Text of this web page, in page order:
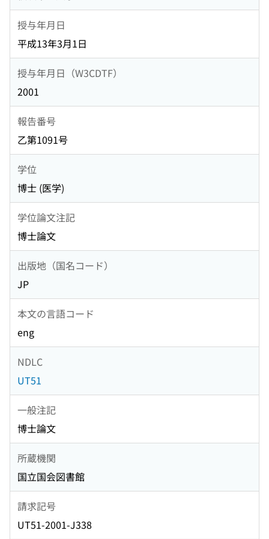
授与年月日
平成13年3月1日
授与年月日（W3CDTF）
2001
報告番号
乙第1091号
学位
博士 (医学)
学位論文注記
博士論文
出版地（国名コード）
JP
本文の言語コード
eng
NDLC
UT51
一般注記
博士論文
所蔵機関
国立国会図書館
請求記号
UT51-2001-J338